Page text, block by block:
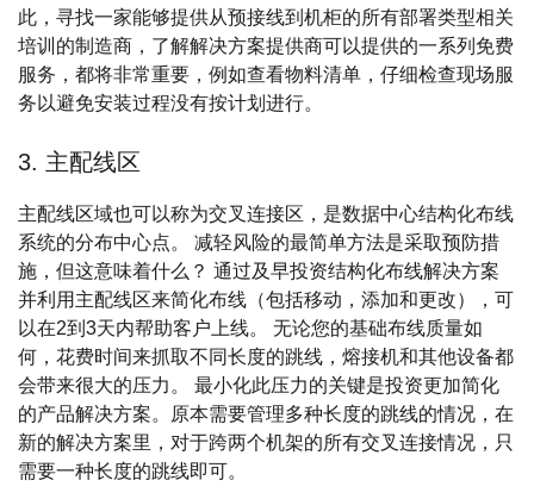
此，寻找一家能够提供从预接线到机柜的所有部署类型相关
培训的制造商，了解解决方案提供商可以提供的一系列免费
服务，都将非常重要，例如查看物料清单，仔细检查现场服
务以避免安装过程没有按计划进行。
3. 主配线区
主配线区域也可以称为交叉连接区，是数据中心结构化布线
系统的分布中心点。 减轻风险的最简单方法是采取预防措
施，但这意味着什么？ 通过及早投资结构化布线解决方案
并利用主配线区来简化布线（包括移动，添加和更改），可
以在2到3天内帮助客户上线。 无论您的基础布线质量如
何，花费时间来抓取不同长度的跳线，熔接机和其他设备都
会带来很大的压力。 最小化此压力的关键是投资更加简化
的产品解决方案。原本需要管理多种长度的跳线的情况，在
新的解决方案里，对于跨两个机架的所有交叉连接情况，只
需要一种长度的跳线即可。